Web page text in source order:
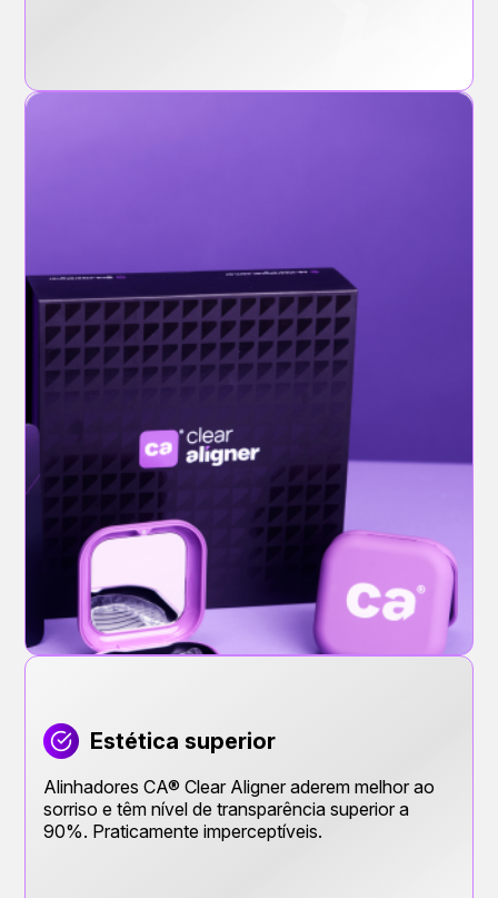
Estética superior
Alinhadores CA® Clear Aligner aderem melhor ao
sorriso e têm nível de transparência superior a
90%. Praticamente imperceptíveis.